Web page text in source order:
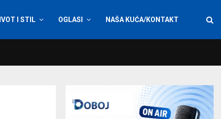
I STIL OGLASI NAŠA KUĆA/KONTAKT